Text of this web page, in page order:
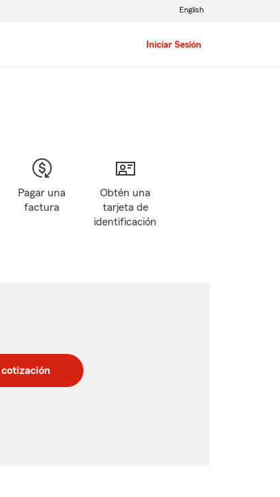
Iniciar Sesión
English
Pagar una
factura
Obtén una
tarjeta de
identificación